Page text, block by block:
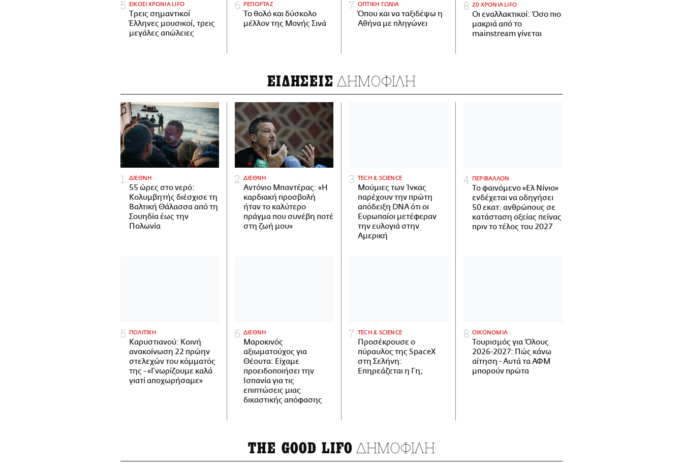
ΕΙΚΟΣΙ ΧΡΟΝΙΑ LIFO
Tρεις σημαντικοί
Έλληνες μουσικοί, τρεις
μεγάλες απώλειες
ΡΕΠΟΡΤΑΖ
Το θολό και δύσκολο
μέλλον της Μονής Σινά
ΟΠΤΙΚΗ ΓΩΝΙΑ
Όπου και να ταξιδέψω η
Αθήνα με πληγώνει
20 ΧΡΟΝΙΑ LIFO
Οι εναλλακτικοί: Όσο πιο
μακριά από το
mainstream γίνεται
ΕΙΔΗΣΕΙΣ ΔΗΜΟΦΙΛΗ
ΔΙΕΘΝΗ
55 ώρες στο νερό:
Κολυμβητής διέσχισε τη
Βαλτική Θάλασσα από τη
Σουηδία έως την
Πολωνία
ΔΙΕΘΝΗ
Αντόνιο Μπαντέρας: «Η
καρδιακή προσβολή
ήταν το καλύτερο
πράγμα που συνέβη ποτέ
στη ζωή μου»
ΤECH & SCIENCE
Μούμιες των Ίνκας
παρέχουν την πρώτη
απόδειξη DNA ότι οι
Ευρωπαίοι μετέφεραν
την ευλογιά στην
Αμερική
ΠΕΡΙΒΑΛΛΟΝ
Το φαινόμενο «Ελ Νίνιο»
ενδέχεται να οδηγήσει
50 εκατ. ανθρώπους σε
κατάσταση οξείας πείνας
πριν το τέλος του 2027
ΠΟΛΙΤΙΚΗ
Καρυστιανού: Κοινή
ανακοίνωση 22 πρώην
στελεχών του κόμματός
της - «Γνωρίζουμε καλά
γιατί αποχωρήσαμε»
ΔΙΕΘΝΗ
Μαροκινός
αξιωματούχος για
Θέουτα: Είχαμε
προειδοποιήσει την
Ισπανία για τις
επιπτώσεις μιας
δικαστικής απόφασης
ΤECH & SCIENCE
Προσέκρουσε ο
πύραυλος της SpaceX
στη Σελήνη:
Επηρεάζεται η Γη;
ΟΙΚΟΝΟΜΙΑ
Τουρισμός για Όλους
2026-2027: Πώς κάνω
αίτηση - Αυτά τα ΑΦΜ
μπορούν πρώτα
THE GOOD LIFO ΔΗΜΟΦΙΛΗ